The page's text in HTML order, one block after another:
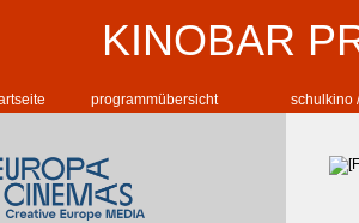
KINOBAR
programmübersicht schulkino